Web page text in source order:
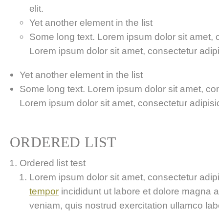
elit.
Yet another element in the list
Some long text. Lorem ipsum dolor sit amet,
Lorem ipsum dolor sit amet, consectetur
Yet another element in the list
Some long text. Lorem ipsum dolor sit amet,
Lorem ipsum dolor sit amet, consectetur
ORDERED LIST
Ordered list test
Lorem ipsum dolor sit amet, consectetur
tempor incididunt ut labore et dolore magna
veniam, quis nostrud exercitation ullamco